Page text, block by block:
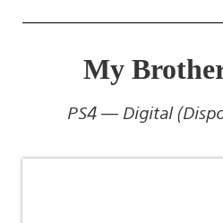
My
PS4 — Digital